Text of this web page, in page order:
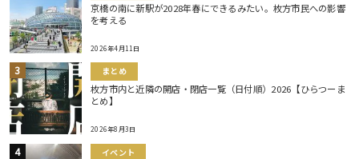
京橋の南に新駅が2028年春にできるみたい。枚方市民への影響
を考える
2026年4月11日
まとめ
枚方市内と近隣の開店・閉店一覧（日付順）2026【ひらつーま
とめ】
2026年8月3日
イベント